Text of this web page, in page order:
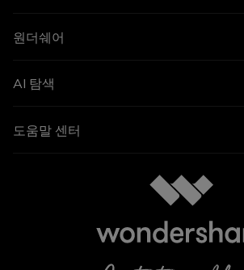
원더쉐어
AI 탐색
도움말 센터